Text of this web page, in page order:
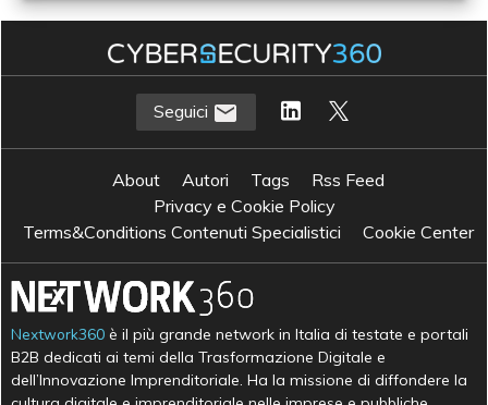
Seguici
About Autori Tags
Rss Feed
Privacy e Cookie Policy
Terms&Conditions Contenuti Specialistici
Cookie Center
Nextwork360 è il più grande network in Italia di testate e portali
B2B dedicati ai temi della Trasformazione Digitale e
dell’Innovazione Imprenditoriale. Ha la missione di diffondere la